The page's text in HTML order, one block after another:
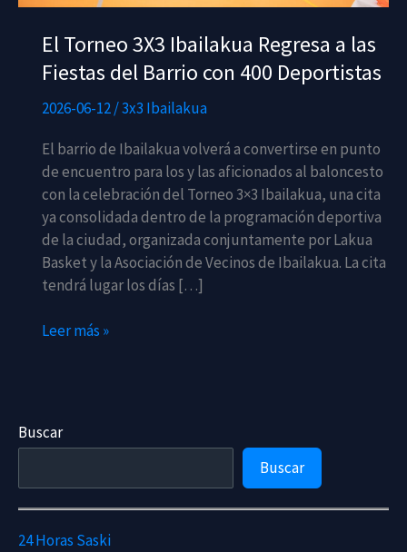
El Torneo 3X3 Ibailakua Regresa a las
Fiestas del Barrio con 400 Deportistas
2026-06-12/3x3 Ibailakua
El barrio de Ibailakua volverá a convertirse en punto
de encuentro para los y las aficionados al baloncesto
con la celebración del Torneo 3×3 Ibailakua, una cita
ya consolidada dentro de la programación deportiva
de la ciudad, organizada conjuntamente por Lakua
Basket y la Asociación de Vecinos de Ibailakua. La cita
tendrá lugar los días […]
El
a
Fiestas
del
Barrio
Leer más »
Buscar
Buscar
24 Horas Saski